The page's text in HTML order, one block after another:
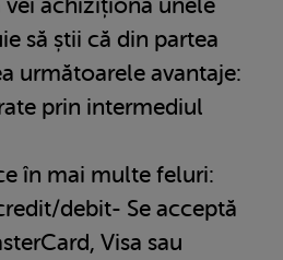
achiziționa unele
să știi că din partea
următoarele avantaje:
prin intermediul
în mai multe feluri:
debit- Se acceptă
Visa sau